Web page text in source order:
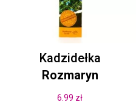
Kadzidełka
Rozmaryn
6.99 zł